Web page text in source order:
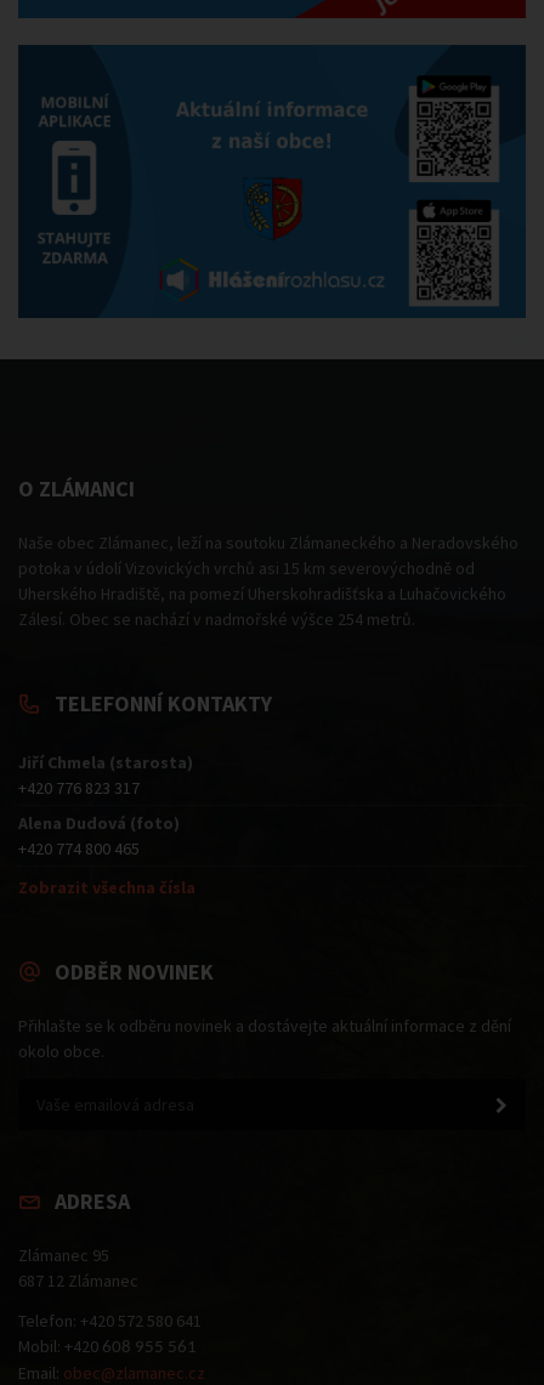
O ZLÁMANCI
Naše obec Zlámanec, leží na soutoku Zlámaneckého a Neradovského
potoka v údolí Vizovických vrchů asi 15 km severovýchodně od
Uherského Hradiště, na pomezí Uherskohradišťska a Luhačovického
Zálesí. Obec se nachází v nadmořské výšce 254 metrů.
TELEFONNÍ KONTAKTY
Jiří Chmela (starosta)
+420 776 823 317
Alena Dudová (foto)
+420 774 800 465
Zobrazit všechna čísla
ODBĚR NOVINEK
Přihlašte se k odběru novinek a dostávejte aktuální informace z dění
okolo obce.
ADRESA
Zlámanec 95
687 12 Zlámanec
Telefon: +420 572 580 641
Mobil: +420 608 955 561
Email: obec@zlamanec.cz